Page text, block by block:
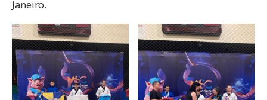
Janeiro.